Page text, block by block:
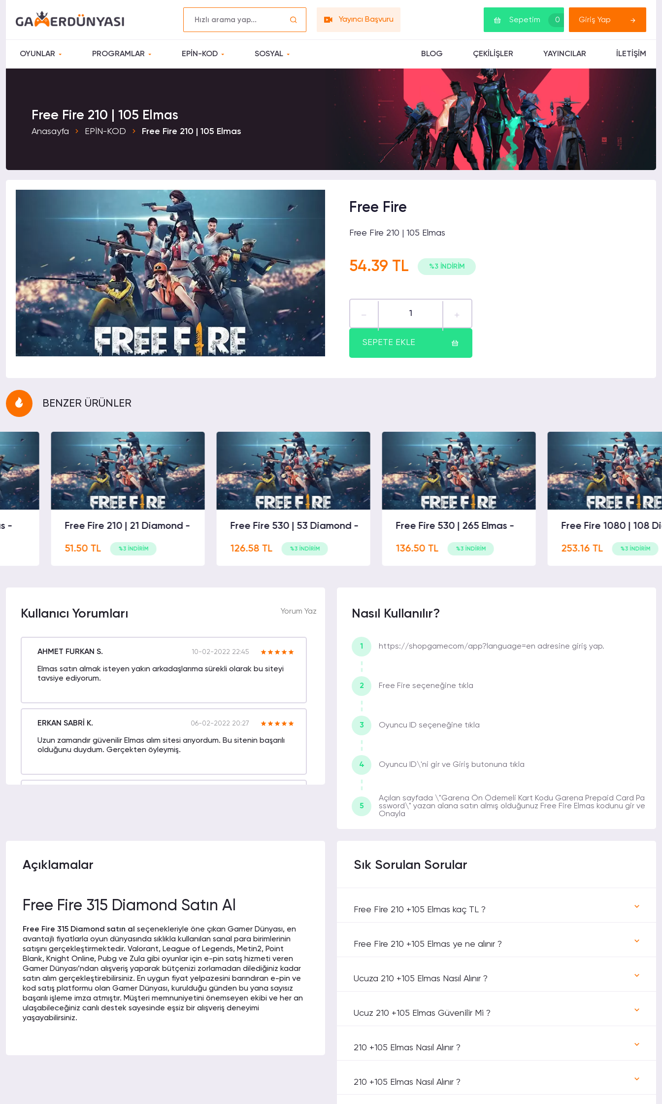
Yayıncı Başvuru Sepetim 0 Giriş Yap
OYUNLAR PROGRAMLAR EPİN-KOD SOSYAL BLOG ÇEKİLİŞLER YAYINCILAR İLETİŞİM
Free Fire 210 | 105 Elmas
Anasayfa EPİN-KOD Free Fire 210 | 105 Elmas
Free Fire
Free Fire 210 | 105 Elmas
54.39 TL %3 İNDİRİM
SEPETE EKLE
BENZER ÜRÜNLER
Free Fire 210 | 21 Diamond -
%3 İNDİRİM
Free Fire 530 | 53 Diamond -
%3 İNDİRİM
Free Fire 530 | 265 Elmas -
%3 İNDİRİM
Free Fire 1080 | 108 Diamond -
%3 İNDİRİM
Kullanıcı Yorumları Yorum Yaz
AHMET FURKAN S. 10-02-2022 22:45
Elmas satın almak isteyen yakın arkadaşlarıma sürekli olarak bu siteyi
tavsiye ediyorum.
ERKAN SABRİ K. 06-02-2022 20:27
Uzun zamandır güvenilir Elmas alım sitesi arıyordum. Bu sitenin başarılı
olduğunu duydum. Gerçekten öyleymiş.
UFUK N.
ELİF J. 05-02-2022 01:23
Elmas alımında gönül rahatlığıyla alışveriş yapabileceğiniz bir site. Ben
uzun zamandır kullanıyorum.
ARMAN C. 03-02-2022 10:19
Nasıl Kullanılır?
1 https://shopgamecom/app?language=en adresine giriş yap.
2 Free Fire seçeneğine tıkla
3 Oyuncu ID seçeneğine tıkla
4 Oyuncu ID\'ni gir ve Giriş butonuna tıkla
5
Açılan sayfada \"Garena Ön Ödemeli Kart Kodu Garena Prepaid Card Pa
ssword\" yazan alana satın almış olduğunuz Free Fire Elmas kodunu gir ve
Onayla
Açıklamalar
Free Fire 315 Diamond Satın Al
Free Fire 315 Diamond satın al seçenekleriyle öne çıkan Gamer Dünyası, en
avantajlı fiyatlarla oyun dünyasında sıklıkla kullanılan sanal para birimlerinin
satışını gerçekleştirmektedir. Valorant, League of Legends, Metin2, Point
Blank, Knight Online, Pubg ve Zula gibi oyunlar için e-pin satış hizmeti veren
Gamer Dünyası’ndan alışveriş yaparak bütçenizi zorlamadan dilediğiniz kadar
satın alım gerçekleştirebilirsiniz. En uygun fiyat yelpazesini barındıran e-pin ve
kod satış platformu olan Gamer Dünyası, kurulduğu günden bu yana sayısız
başarılı işleme imza atmıştır. Müşteri memnuniyetini önemseyen ekibi ve her an
ulaşabileceğiniz canlı destek sayesinde eşsiz bir alışveriş deneyimi
yaşayabilirsiniz.
Sık Sorulan Sorular
Free Fire 210 +105 Elmas kaç TL ?
Free Fire 210 +105 Elmas ye ne alınır ?
Ucuza 210 +105 Elmas Nasıl Alınır ?
Ucuz 210 +105 Elmas Güvenilir Mi ?
210 +105 Elmas Nasıl Alınır ?
210 +105 Elmas Nasıl Alınır ?